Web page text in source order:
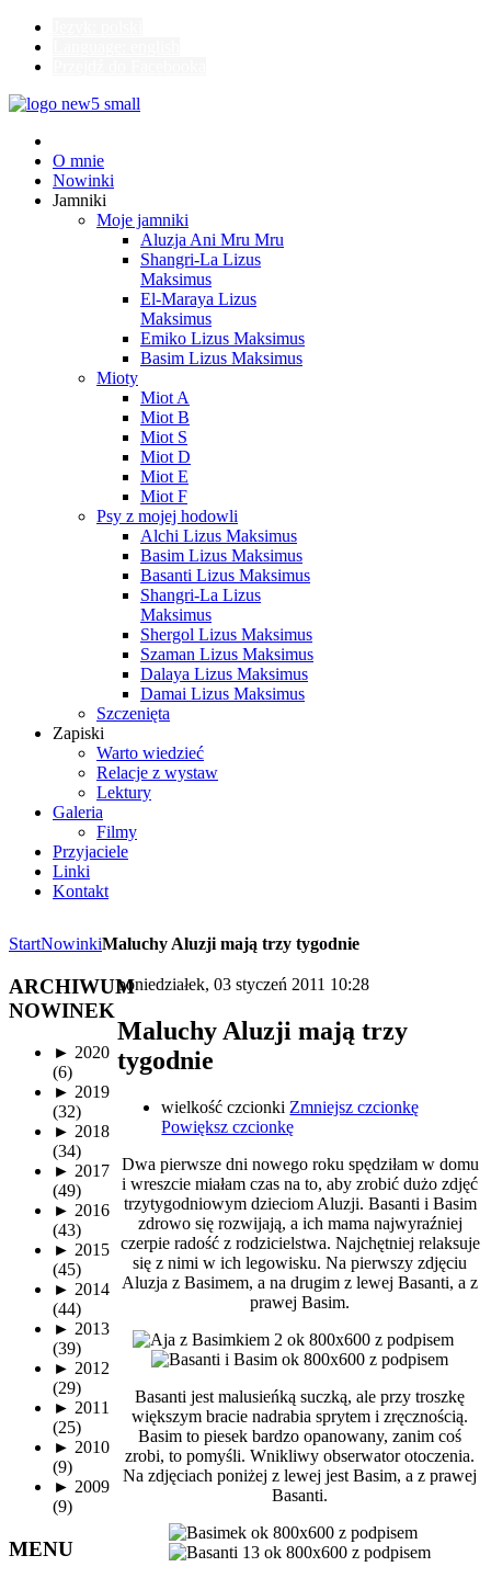
O mnie
Nowinki
Jamniki
Moje jamniki
Aluzja Ani Mru Mru
Shangri-La Lizus
Maksimus
El-Maraya Lizus
Maksimus
Emiko Lizus Maksimus
Basim Lizus Maksimus
Mioty
Miot A
Miot B
Miot S
Miot D
Miot E
Miot F
Psy z mojej hodowli
Alchi Lizus Maksimus
Basim Lizus Maksimus
Basanti Lizus Maksimus
Shangri-La Lizus
Maksimus
Shergol Lizus Maksimus
Szaman Lizus Maksimus
Dalaya Lizus Maksimus
Damai Lizus Maksimus
Szczenięta
Zapiski
Warto wiedzieć
Relacje z wystaw
Lektury
Galeria
Filmy
Przyjaciele
Linki
Kontakt
StartNowinkiMaluchy Aluzji mają trzy tygodnie
poniedziałek, 03 styczeń 2011 10:28
Maluchy Aluzji mają trzy
tygodnie
wielkość czcionki Zmniejsz czcionkę
Powiększ czcionkę
Dwa pierwsze dni nowego roku spędziłam w domu
i wreszcie miałam czas na to, aby zrobić dużo zdjęć
trzytygodniowym dzieciom Aluzji. Basanti i Basim
zdrowo się rozwijają, a ich mama najwyraźniej
czerpie radość z rodzicielstwa. Najchętniej relaksuje
się z nimi w ich legowisku. Na pierwszy zdjęciu
Aluzja z Basimem, a na drugim z lewej Basanti, a z
prawej Basim.
Basanti jest malusieńką suczką, ale przy troszkę
większym bracie nadrabia sprytem i zręcznością.
Basim to piesek bardzo opanowany, zanim coś
zrobi, to pomyśli. Wnikliwy obserwator otoczenia.
Na zdjęciach poniżej z lewej jest Basim, a z prawej
Basanti.
ARCHIWUM
NOWINEK
► 2020
(6)
► 2019
(32)
► 2018
(34)
► 2017
(49)
► 2016
(43)
► 2015
(45)
► 2014
(44)
► 2013
(39)
► 2012
(29)
► 2011
(25)
► 2010
(9)
► 2009
(9)
MENU